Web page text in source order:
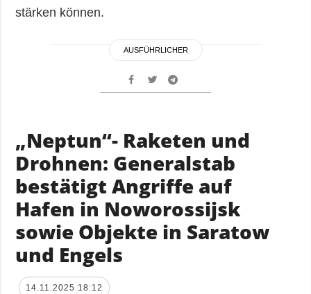
stärken können.
AUSFÜHRLICHER
„Neptun“- Raketen und
Drohnen: Generalstab
bestätigt Angriffe auf
Hafen in Noworossijsk
sowie Objekte in Saratow
und Engels
14.11.2025 18:12